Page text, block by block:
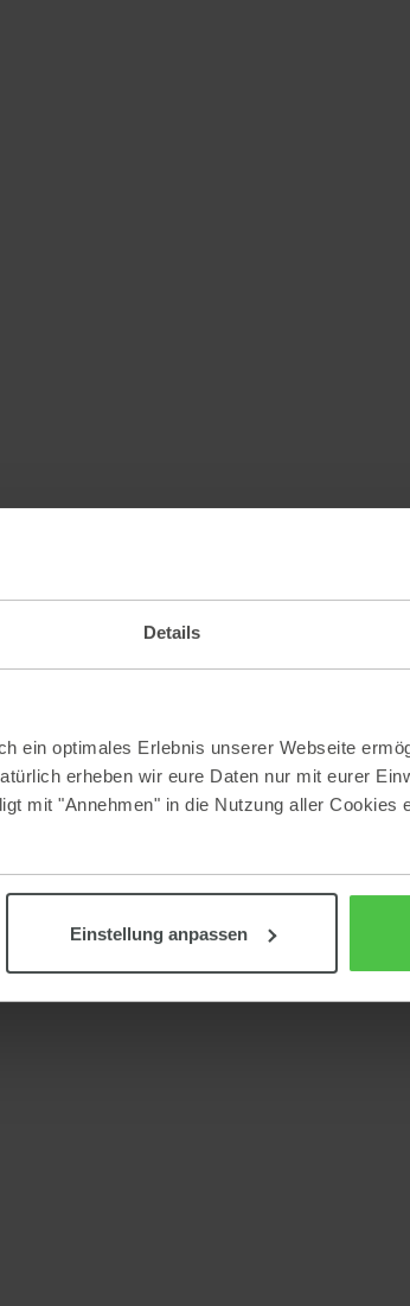
Details
ein optimales Erlebnis unserer Webseite
erheben wir eure Daten nur mit eurer
mit "Annehmen" in die Nutzung aller Cookies
Einstellung anpassen